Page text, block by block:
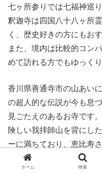
七ヶ所参りでは七福神巡
釈迦寺は四国八十八ヶ所
く、歴史好きの方にもお
また、境内は比較的コン
めて訪れる方でもゆっく
香川県善通寺市の山あい
の超人的な伝説が今も息
見ごたえのあるお寺です。
険しい我拝師山を背にし
ーに満ちており、恵比寿
思わず奥之院を見上げて
ホーム 検索